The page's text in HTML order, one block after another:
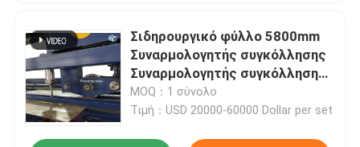
Σιδηρουργικό φύλλο 5800mm
Συναρμολογητής συγκόλλησης
Συναρμολογητής συγκόλλησης
Συναρμολογητής συγκόλλησης
MOQ：1 σύνολο
Τιμή：USD 20000-60000 Dollar per set